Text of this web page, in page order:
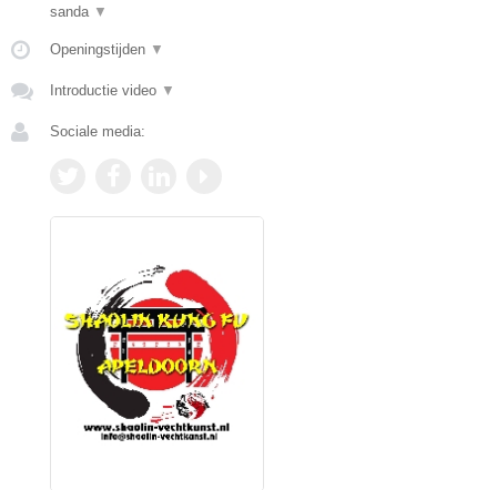
sanda ▼
Openingstijden ▼
Introductie video ▼
Sociale media: